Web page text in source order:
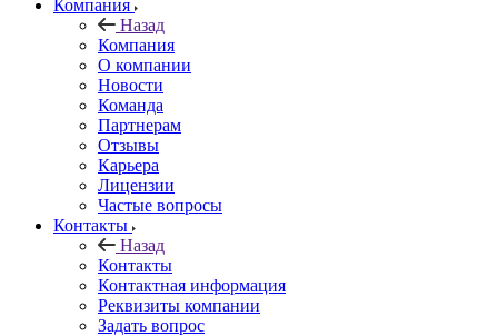
Компания
Назад
Компания
О компании
Новости
Команда
Партнерам
Отзывы
Карьера
Лицензии
Частые вопросы
Контакты
Назад
Контакты
Контактная информация
Реквизиты компании
Задать вопрос